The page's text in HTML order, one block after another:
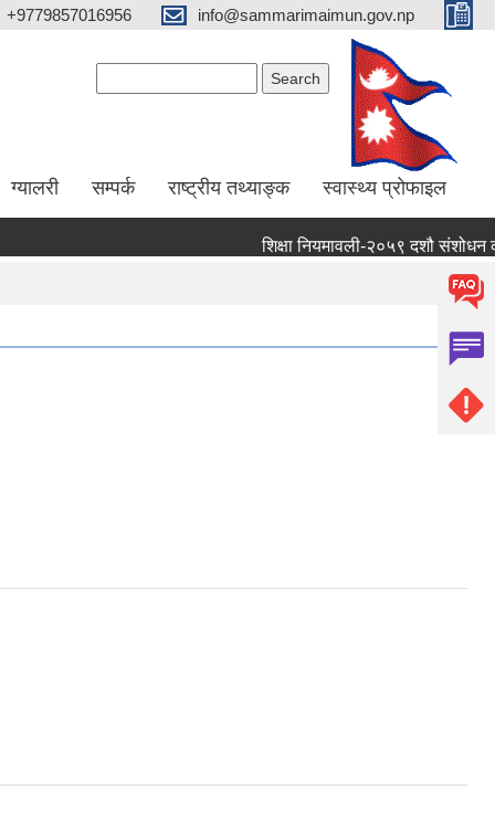
+9779857016956 info@sammarimaimun.gov.np
ग्यालरी सम्पर्क राष्ट्रीय तथ्याङ्क स्वास्थ्य प्रोफाइल
शिक्षा नियमावली-२०५९ दशौ संशोधन